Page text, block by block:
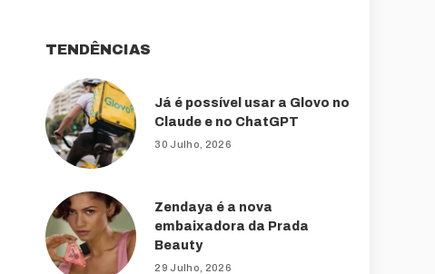
TENDÊNCIAS
Já é possível usar a Glovo no
Claude e no ChatGPT
30 Julho, 2026
Zendaya é a nova
embaixadora da Prada
Beauty
29 Julho, 2026